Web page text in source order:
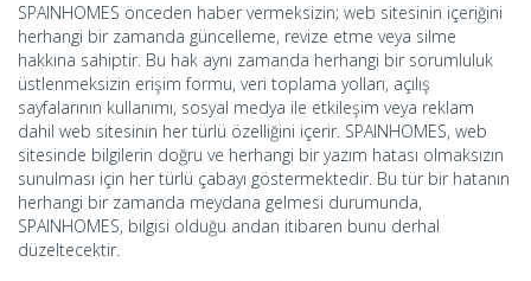
SPAINHOMES önceden haber vermeksizin; web sitesinin içeriğini
herhangi bir zamanda güncelleme, revize etme veya silme
hakkına sahiptir. Bu hak aynı zamanda herhangi bir sorumluluk
üstlenmeksizin erişim formu, veri toplama yolları, açılış
sayfalarının kullanımı, sosyal medya ile etkileşim veya reklam
dahil web sitesinin her türlü özelliğini içerir. SPAINHOMES, web
sitesinde bilgilerin doğru ve herhangi bir yazım hatası olmaksızın
sunulması için her türlü çabayı göstermektedir. Bu tür bir hatanın
herhangi bir zamanda meydana gelmesi durumunda,
SPAINHOMES, bilgisi olduğu andan itibaren bunu derhal
düzeltecektir.